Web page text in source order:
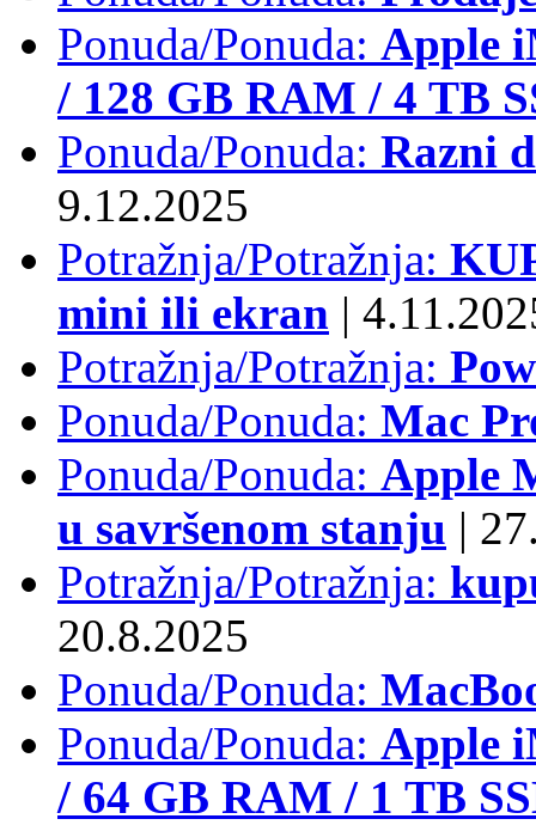
Ponuda/Ponuda: Apple
/ 128 GB RAM / 4 TB
Ponuda/Ponuda: Razni
9.12.2025
Potražnja/Potražnja:
mini ili ekran |
Potražnja/Potražnja:
Ponuda/Ponuda: Mac
Ponuda/Ponuda: Apple
u savršenom stanju |
Potražnja/Potražnja:
20.8.2025
Ponuda/Ponuda:
Ponuda/Ponuda: Apple
/ 64 GB RAM / 1 TB